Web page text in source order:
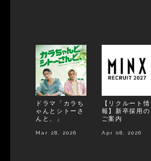
ドラマ「カラち
ゃんとシトーさ
んと、」
Mar 28, 2026
【リクルート情
報】新卒採用の
ご案内
Apr 08, 2026